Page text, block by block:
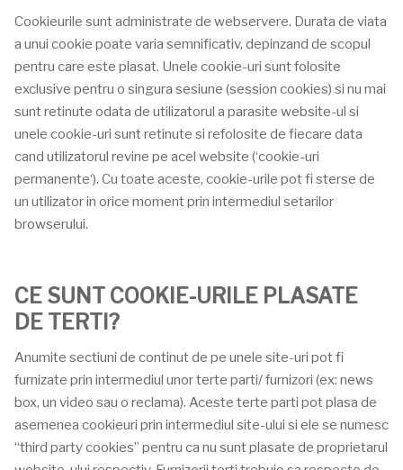
Cookieurile sunt administrate de webservere. Durata de viata
a unui cookie poate varia semnificativ, depinzand de scopul
pentru care este plasat. Unele cookie-uri sunt folosite
exclusive pentru o singura sesiune (session cookies) si nu mai
sunt retinute odata de utilizatorul a parasite website-ul si
unele cookie-uri sunt retinute si refolosite de fiecare data
cand utilizatorul revine pe acel website (‘cookie-uri
permanente‘). Cu toate aceste, cookie-urile pot fi sterse de
un utilizator in orice moment prin intermediul setarilor
browserului.
CE SUNT COOKIE-URILE PLASATE
DE TERTI?
Anumite sectiuni de continut de pe unele site-uri pot fi
furnizate prin intermediul unor terte parti/ furnizori (ex: news
box, un video sau o reclama). Aceste terte parti pot plasa de
asemenea cookieuri prin intermediul site-ului si ele se numesc
“third party cookies” pentru ca nu sunt plasate de proprietarul